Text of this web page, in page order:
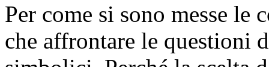
Per come si sono messe le
che affrontare le questioni